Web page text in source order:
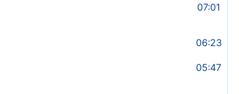
07:01
06:23
05:47